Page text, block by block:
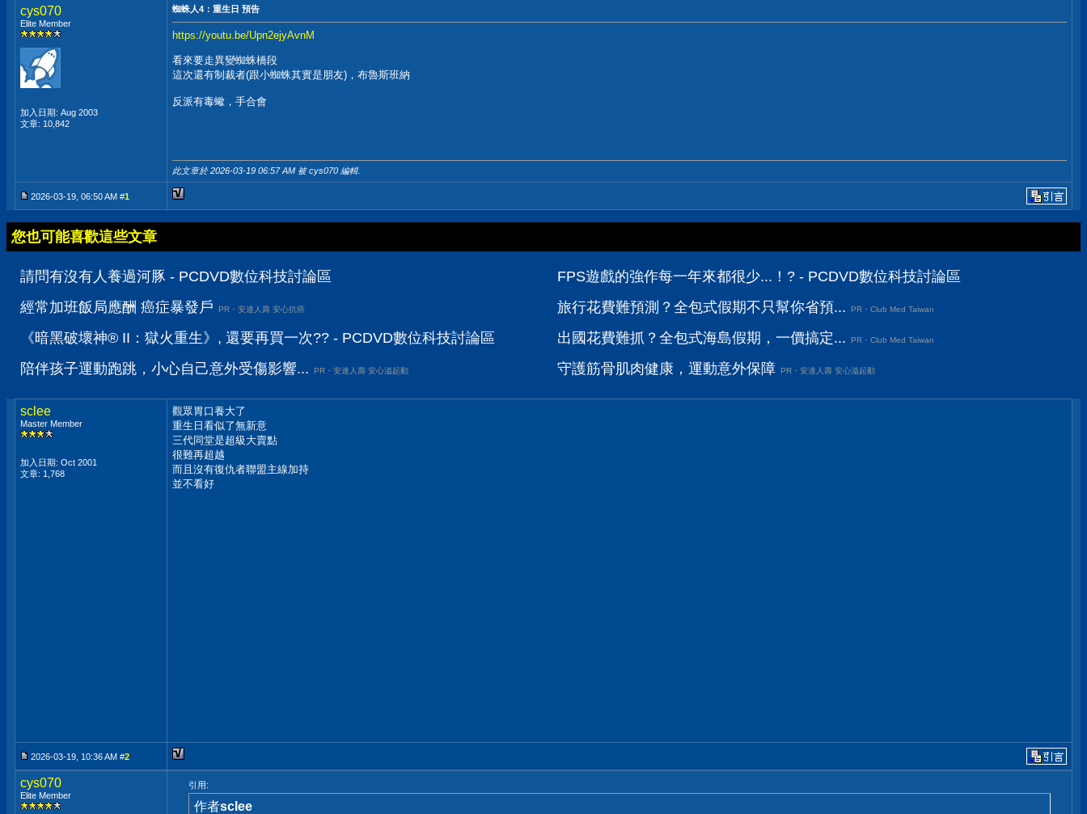
cys070
Elite Member
加入日期: Aug 2003
文章: 10,842
蜘蛛人4：重生日 預告
https://youtu.be/Upn2ejyAvnM
看來要走異變蜘蛛橋段
這次還有制裁者(跟小蜘蛛其實是朋友)，布魯斯班納
反派有毒蠍，手合會
此文章於 2026-03-19 06:57 AM 被 cys070 編輯.
2026-03-19, 06:50 AM #1
您也可能喜歡這些文章
請問有沒有人養過河豚 - PCDVD數位科技討論區
經常加班飯局應酬 癌症暴發戶
PR・安達人壽 安心抗癌
《暗黑破壞神® II：獄火重生》, 還要再買一次?? - PCDVD數位科技討論區
陪伴孩子運動跑跳，小心自己意外受傷影響...
PR・安達人壽 安心溢起動
FPS遊戲的強作每一年來都很少...！? - PCDVD數位科技討論區
旅行花費難預測？全包式假期不只幫你省預...
PR・Club Med Taiwan
出國花費難抓？全包式海島假期，一價搞定... PR・Club Med Taiwan
守護筋骨肌肉健康，運動意外保障 PR・安達人壽 安心溢起動
sclee
Master Member
加入日期: Oct 2001
文章: 1,768
觀眾胃口養大了
重生日看似了無新意
三代同堂是超級大賣點
很難再超越
而且沒有復仇者聯盟主線加持
並不看好
2026-03-19, 10:36 AM #2
cys070
Elite Member
引用:
作者sclee